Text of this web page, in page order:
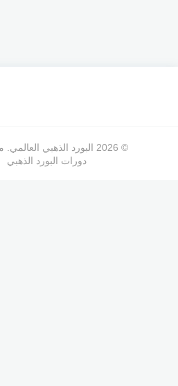
© 2026 البورد الذهبي العالمي. من تطوير
دورات البورد الذهبي